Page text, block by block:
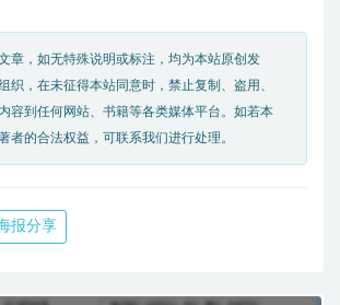
章，如无特殊说明或标注，均为本站原创发
织，在未征得本站同意时，禁止复制、盗用、
容到任何网站、书籍等各类媒体平台。如若本
者的合法权益，可联系我们进行处理。
报分享